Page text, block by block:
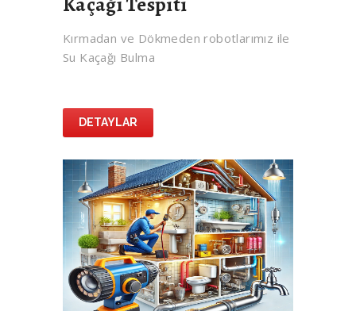
Kırmadan ve Dökmeden robotlarımız ile
Su Kaçağı Bulma
DETAYLAR